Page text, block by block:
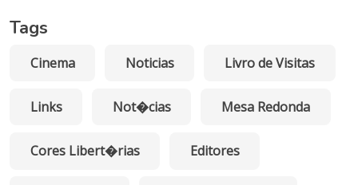
Tags
Cinema Noticias Livro de Visitas
Links Not�cias Mesa Redonda
Cores Libert�rias Editores